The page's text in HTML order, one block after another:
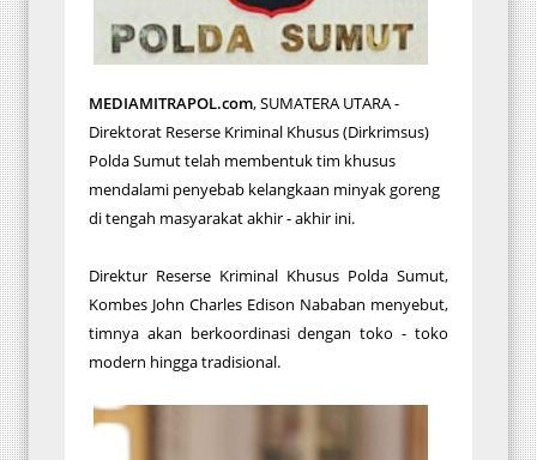
MEDIAMITRAPOL.com, SUMATERA UTARA -
Direktorat Reserse Kriminal Khusus (Dirkrimsus)
Polda Sumut telah membentuk tim khusus
mendalami penyebab kelangkaan minyak goreng
di tengah masyarakat akhir - akhir ini.
Direktur Reserse Kriminal Khusus Polda Sumut,
Kombes John Charles Edison Nababan menyebut,
timnya akan berkoordinasi dengan toko - toko
modern hingga tradisional.